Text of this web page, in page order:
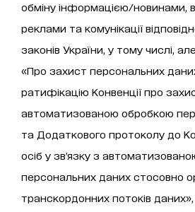
обміну інформацією/новинами,
реклами та комунікації
законів України, у тому числі,
«Про захист персональних
ратифікацію Конвенції про
автоматизованою обробкою
та Додаткового протоколу до
осіб у зв’язку з
персональних даних стосовно
транскордонних потоків